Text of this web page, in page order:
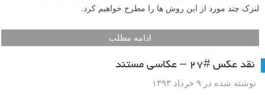
لنزک چند مورد از این روش ها را مطرح خواهیم کرد.
ادامه مطلب
نقد عکس #۲۷ – عکاسی مستند
نوشته شده در ۹ خرداد ۱۳۹۳